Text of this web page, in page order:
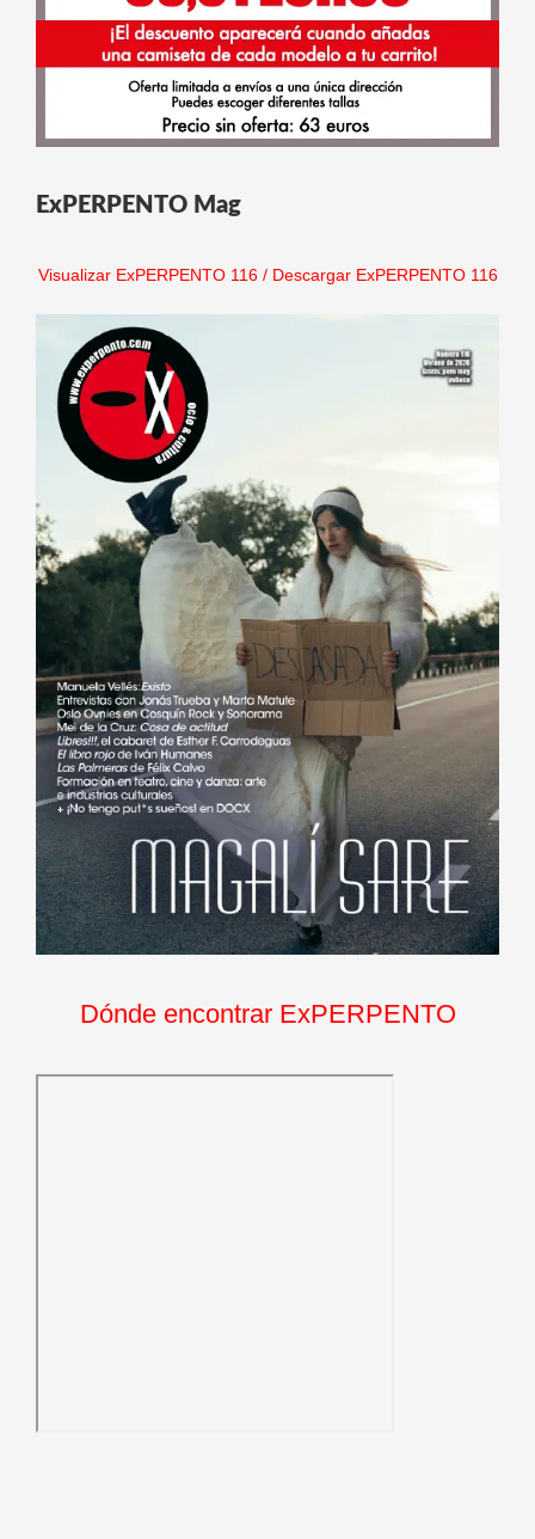
ExPERPENTO Mag
Visualizar ExPERPENTO 116/ Descargar ExPERPENTO 116
Dónde encontrar ExPERPENTO